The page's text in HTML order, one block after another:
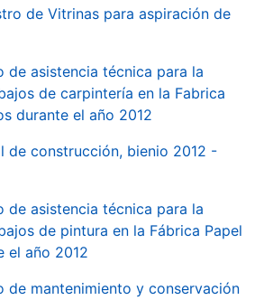
de Vitrinas para aspiración de
de asistencia técnica para la
de carpintería en la Fabrica
durante el año 2012
de construcción, bienio 2012 -
de asistencia técnica para la
de pintura en la Fábrica Papel
el año 2012
de mantenimiento y conservación